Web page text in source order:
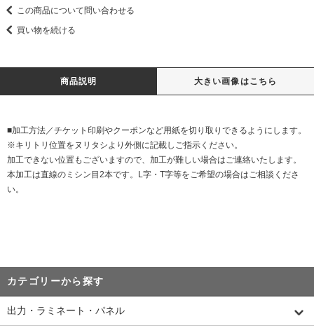
この商品について問い合わせる
買い物を続ける
商品説明 大きい画像はこちら
■加工方法／チケット印刷やクーポンなど用紙を切り取りできるようにします。
※キリトリ位置をヌリタシより外側に記載しご指示ください。
加工できない位置もございますので、加工が難しい場合はご連絡いたします。
本加工は直線のミシン目2本です。L字・T字等をご希望の場合はご相談くださ
い。
カテゴリーから探す
出力・ラミネート・パネル